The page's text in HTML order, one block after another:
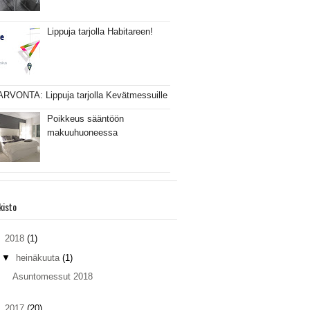
Lippuja tarjolla Habitareen!
Lippuja tarjolla Kevätmessuille
Poikkeus sääntöön
makuuhuoneessa
2018 (1)
▼ heinäkuuta (1)
Asuntomessut 2018
2017 (20)